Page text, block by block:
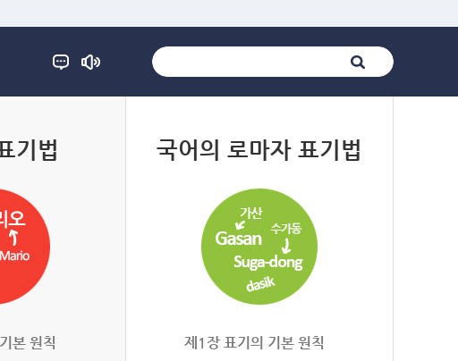
기법
본 원칙
국어의 로마자 표기법
제1장 표기의 기본 원칙